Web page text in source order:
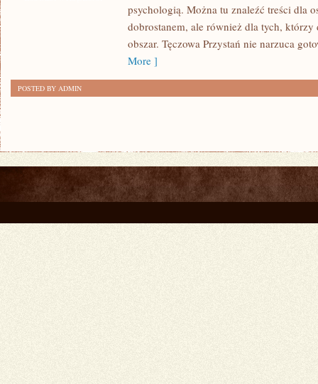
TERAPIE
psychologią. Można tu znaleźć treści dla
dobrostanem, ale również dla tych,
obszar. Tęczowa Przystań nie narzuca
More ]
POSTED BY ADMIN